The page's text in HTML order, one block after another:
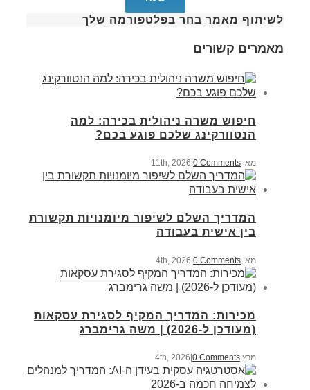
לשיתוף מאמר בחר בפלטפורמה שלך
מאמרים קשורים
חיפוש משרה ניהולית בכירה: למה
הנטוורקינג שלכם פוגע בכם?
מאי 11th, 2026 0 Comments
המדריך השלם לשיפור מיומנויות תקשורת
בין אישית בעבודה
מאי 4th, 2026 |0 Comments
מכירות: המדריך המקיף לסגירת עסקאות
(מעודכן ל-2026) | משה גרימברג
מרץ 4th, 2026 0 Comments